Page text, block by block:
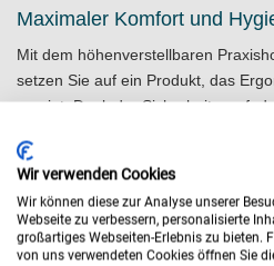
Maximaler Komfort und
Mit dem höhenverstellbaren
setzen Sie auf ein Produkt, das
vereint. Dank der
Polsterung gewährleistet dieser
komfortables Arbeiten auch über
widerstandsfähigen Materialien und
machen ihn besonders für
Setzen Sie auf eine langlebige und
Wir verwenden Cookies
Wir können diese zur Analyse unserer
Webseite zu verbessern, personalisierte
großartiges Webseiten-Erlebnis zu bieten.
von uns verwendeten Cookies öffnen Sie